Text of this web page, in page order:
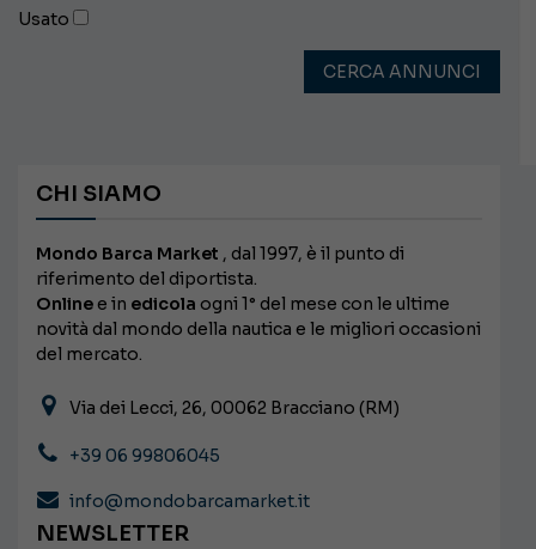
Usato
CERCA ANNUNCI
CHI SIAMO
Mondo Barca Market , dal 1997, è il punto di
riferimento del diportista.
Online e in edicola ogni 1° del mese con le ultime
novità dal mondo della nautica e le migliori occasioni
del mercato.
Via dei Lecci, 26, 00062 Bracciano (RM)
+39 06 99806045
info@mondobarcamarket.it
NEWSLETTER